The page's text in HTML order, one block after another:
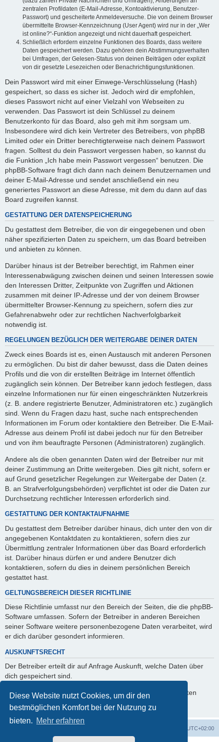
Diese Website nutzt Cookies, um dir den
bestmöglichen Komfort bei der Nutzung zu
bieten. Mehr erfahren
zentralen Profildaten (E-Mail-Adresse, Kontoaktivierung, Benutzer-
Passwort) und gescheiterte Anmeldeversuche. Die von deinem Browser
übermittelte Browser-Kennzeichnung (User Agent) wird nur in der „Wer
ist online?“-Funktion angezeigt und nicht dauerhaft gespeichert.
Schließlich erfordern einzelne Funktionen des Boards, dass weitere
Daten gespeichert werden. Dazu gehören dein Abstimmungsverhalten
bei Umfragen, der Gelesen-Status von deinen Beiträgen oder explizit
von dir gesetzte Lesezeichen oder Benachrichtigungsfunktionen.
Dein Passwort wird mit einer Einwege-Verschlüsselung (Hash)
gespeichert, so dass es sicher ist. Jedoch wird dir empfohlen,
dieses Passwort nicht auf einer Vielzahl von Webseiten zu
verwenden. Das Passwort ist dein Schlüssel zu deinem
Benutzerkonto für das Board, also geh mit ihm sorgsam um.
Insbesondere wird dich kein Vertreter des Betreibers, von phpBB
Limited oder ein Dritter berechtigterweise nach deinem Passwort
fragen. Solltest du dein Passwort vergessen haben, so kannst du
die Funktion „Ich habe mein Passwort vergessen“ benutzen. Die
phpBB-Software fragt dich dann nach deinem Benutzernamen und
deiner E-Mail-Adresse und sendet anschließend ein neu
generiertes Passwort an diese Adresse, mit dem du dann auf das
Board zugreifen kannst.
GESTATTUNG DER DATENSPEICHERUNG
Du gestattest dem Betreiber, die von dir eingegebenen und oben
näher spezifizierten Daten zu speichern, um das Board betreiben
und anbieten zu können.
Darüber hinaus ist der Betreiber berechtigt, im Rahmen einer
Interessenabwägung zwischen deinen und seinen Interessen sowie
den Interessen Dritter, Zeitpunkte von Zugriffen und Aktionen
zusammen mit deiner IP-Adresse und der von deinem Browser
übermittelter Browser-Kennung zu speichern, sofern dies zur
Gefahrenabwehr oder zur rechtlichen Nachverfolgbarkeit
notwendig ist.
REGELUNGEN BEZÜGLICH DER WEITERGABE DEINER DATEN
Zweck eines Boards ist es, einen Austausch mit anderen Personen
zu ermöglichen. Du bist dir daher bewusst, dass die Daten deines
Profils und die von dir erstellten Beiträge im Internet öffentlich
zugänglich sein können. Der Betreiber kann jedoch festlegen, dass
einzelne Informationen nur für einen eingeschränkten Nutzerkreis
(z. B. andere registrierte Benutzer, Administratoren etc.) zugänglich
sind. Wenn du Fragen dazu hast, suche nach entsprechenden
Informationen im Forum oder kontaktiere den Betreiber. Die E-Mail-
Adresse aus deinem Profil ist dabei jedoch nur für den Betreiber
und von ihm beauftragte Personen (Administratoren) zugänglich.
Andere als die oben genannten Daten wird der Betreiber nur mit
deiner Zustimmung an Dritte weitergeben. Dies gilt nicht, sofern er
auf Grund gesetzlicher Regelungen zur Weitergabe der Daten (z.
B. an Strafverfolgungsbehörden) verpflichtet ist oder die Daten zur
Durchsetzung rechtlicher Interessen erforderlich sind.
GESTATTUNG DER KONTAKTAUFNAHME
Du gestattest dem Betreiber darüber hinaus, dich unter den von dir
angegebenen Kontaktdaten zu kontaktieren, sofern dies zur
Übermittlung zentraler Informationen über das Board erforderlich
ist. Darüber hinaus dürfen er und andere Benutzer dich
kontaktieren, sofern du dies in deinem persönlichen Bereich
gestattet hast.
GELTUNGSBEREICH DIESER RICHTLINIE
Diese Richtlinie umfasst nur den Bereich der Seiten, die die phpBB-
Software umfassen. Sofern der Betreiber in anderen Bereichen
seiner Software weitere personenbezogene Daten verarbeitet, wird
er dich darüber gesondert informieren.
AUSKUNFTSRECHT
Der Betreiber erteilt dir auf Anfrage Auskunft, welche Daten über
dich gespeichert sind.
Du kannst jederzeit die Löschung bzw. Sperrung deiner Daten
verlangen. Kontaktiere hierzu bitte den Betreiber.
UTC+02:00